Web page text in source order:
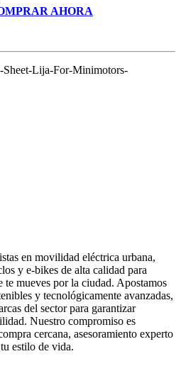
AHORA
Sheet-Lija-For-Minimotors-
en movilidad eléctrica urbana,
y e-bikes de alta calidad para
te mueves por la ciudad. Apostamos
y tecnológicamente avanzadas,
del sector para garantizar
Nuestro compromiso es
cercana, asesoramiento experto
estilo de vida.